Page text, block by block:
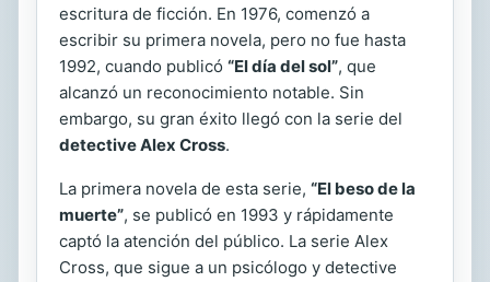
escritura de ficción. En 1976, comenzó a
escribir su primera novela, pero no fue hasta
1992, cuando publicó “El día del sol”, que
alcanzó un reconocimiento notable. Sin
embargo, su gran éxito llegó con la serie del
detective Alex Cross.
La primera novela de esta serie, “El beso de la
muerte”, se publicó en 1993 y rápidamente
captó la atención del público. La serie Alex
Cross, que sigue a un psicólogo y detective